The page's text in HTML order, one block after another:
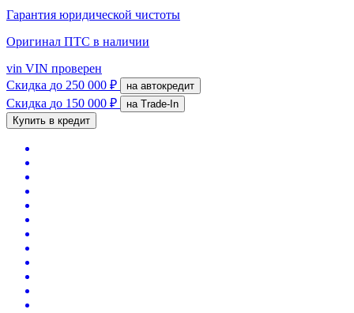
Гарантия юридической чистоты
Оригинал ПТС в наличии
vin VIN проверен
Скидка до 250 000 ₽ на автокредит
Скидка до 150 000 ₽
на Trade-In
Купить в кредит